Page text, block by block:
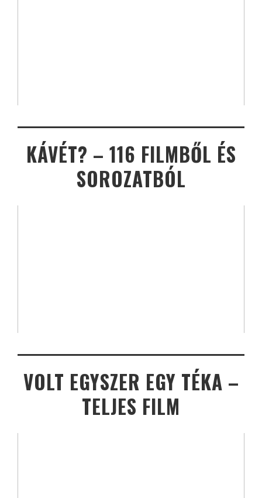
KÁVÉT? – 116 FILMBŐL ÉS
SOROZATBÓL
VOLT EGYSZER EGY TÉKA –
TELJES FILM